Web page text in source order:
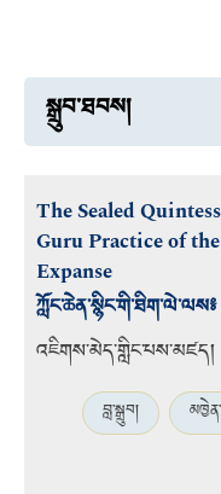
སྒྲུབ་ཐབས།
The Sealed
Guru Practice of
Expanse
འཇིགས་མེད་གླིང་པས་མཛད།
བླ་སྒྲུབ།